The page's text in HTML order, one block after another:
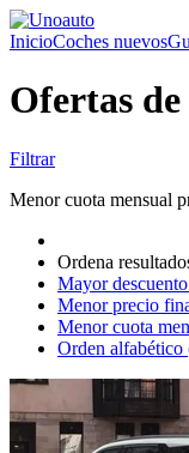
InicioCoches nuevos
Ofertas
Filtrar
Menor cuota mensual
Ordena
Mayor
Menor precio
Menor cuota
Orden